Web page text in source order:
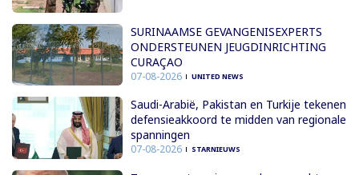
SURINAAMSE GEVANGENISEXPERTS
ONDERSTEUNEN JEUGDINRICHTING
CURAÇAO
07-08-2026 UNITED NEWS
Saudi-Arabië, Pakistan en Turkije tekenen
defensieakkoord te midden van regionale
spanningen
07-08-2026 STARNIEUWS